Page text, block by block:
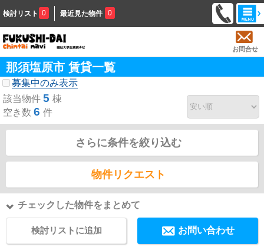
検討リスト 0 最近見た物件 0
お問合せ
那須塩原市 賃貸一覧
募集中のみ表示
該当物件 5 棟
空き数 6 件
さらに条件を絞り込む
物件リクエスト
チェックした物件をまとめて
検討リストに追加 お問い合わせ